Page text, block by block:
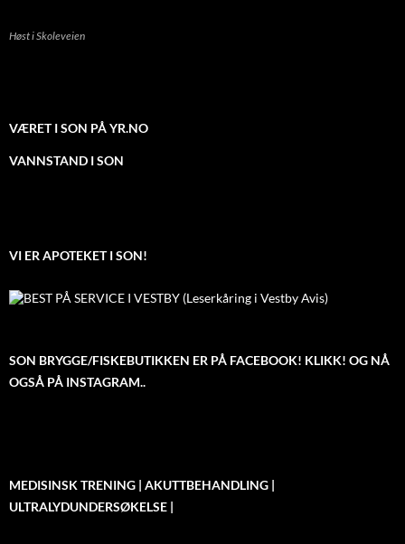
Høst i Skoleveien
VÆRET I SON PÅ YR.NO
VANNSTAND I SON
VI ER APOTEKET I SON!
SON BRYGGE/FISKEBUTIKKEN ER PÅ FACEBOOK! KLIKK! OG NÅ
OGSÅ PÅ INSTAGRAM..
MEDISINSK TRENING | AKUTTBEHANDLING |
ULTRALYDUNDERSØKELSE |